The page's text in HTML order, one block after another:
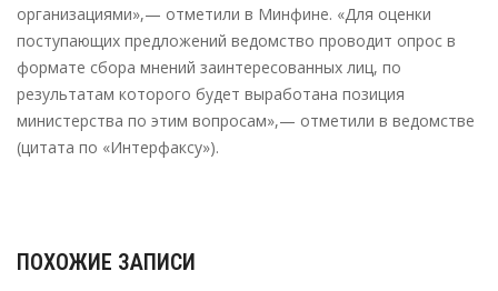
организациями»,— отметили в Минфине. «Для оценки
поступающих предложений ведомство проводит опрос в
формате сбора мнений заинтересованных лиц, по
результатам которого будет выработана позиция
министерства по этим вопросам»,— отметили в ведомстве
(цитата по «Интерфаксу»).
ПОХОЖИЕ ЗАПИСИ